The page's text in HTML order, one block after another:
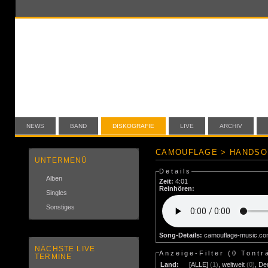
NEWS BAND DISKOGRAFIE LIVE ARCHIV
UNTERMENÜ
Alben
Singles
Sonstiges
NÄCHSTE LIVE
TERMINE
CAMOUFLAGE >
Details
Zeit: 4:01
Reinhören:
Song-Details: camouflage-
Anzeige-Filter (0
Land:
[ALLE] (1) ,weltweit (0)